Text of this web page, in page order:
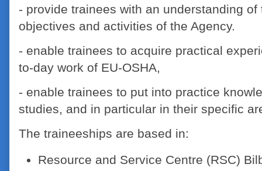
- provide trainees with an understanding of
objectives and activities of the Agency.
- enable trainees to acquire practical
to-day work of EU-OSHA,
- enable trainees to put into practice
studies, and in particular in their specific
The traineeships are based in:
Resource and Service Centre (RSC)